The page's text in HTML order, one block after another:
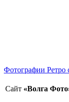
Фотографии Ретро
Сайт «Волга